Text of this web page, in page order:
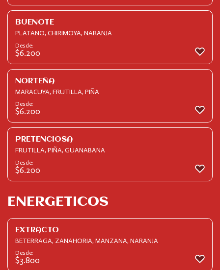
BUENOTE
PLATANO, CHIRIMOYA, NARANJA
Desde:
$6.200
NORTEÑA
MARACUYA, FRUTILLA, PIÑA
Desde:
$6.200
PRETENCIOSA
FRUTILLA, PIÑA, GUANABANA
Desde:
$6.200
ENERGETICOS
EXTRACTO
BETERRAGA, ZANAHORIA, MANZANA, NARANJA
Desde:
$3.800